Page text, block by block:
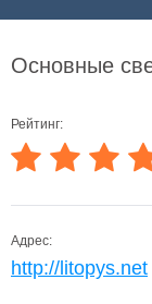
Основные
Рейтинг:
Адрес:
http://litopys.net